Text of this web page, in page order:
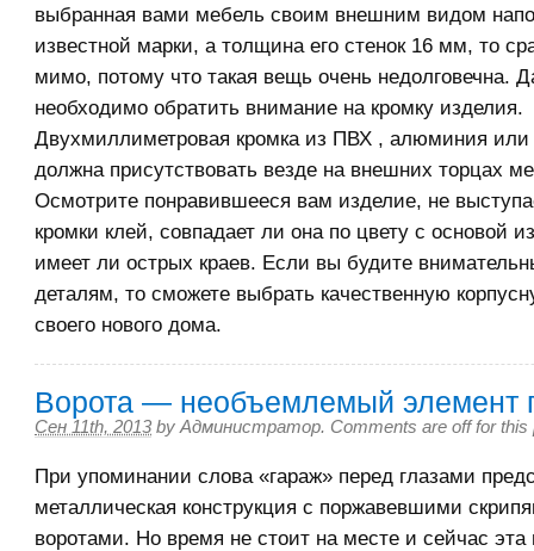
выбранная вами мебель своим внешним видом
известной марки, а толщина его стенок 16 мм, то
мимо, потому что такая вещь очень недолговечна.
необходимо обратить внимание на кромку изделия.
Двухмиллиметровая кромка из ПВХ , алюминия или
должна присутствовать везде на внешних торцах
Осмотрите понравившееся вам изделие, не
кромки клей, совпадает ли она по цвету с основой
имеет ли острых краев. Если вы будите
деталям, то сможете выбрать качественную
своего нового дома.
Ворота — необъемлемый элемент
Сен 11th, 2013 by Администратор. Comments are off for this
При упоминании слова «гараж» перед глазами
металлическая конструкция с поржавевшими
воротами. Но время не стоит на месте и сейчас эта